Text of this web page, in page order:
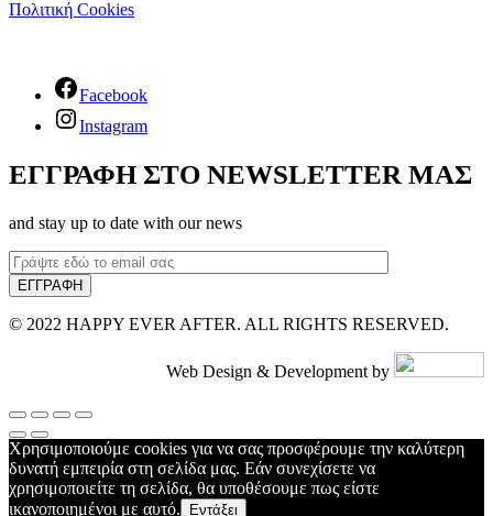
Πολιτική Cookies
Facebook
Instagram
ΕΓΓΡΑΦΗ ΣΤΟ NEWSLETTER ΜΑΣ
and stay up to date with our news
© 2022 HAPPY EVER AFTER. ALL RIGHTS RESERVED.
Web Design & Development by
Χρησιμοποιούμε cookies για να σας προσφέρουμε την καλύτερη
δυνατή εμπειρία στη σελίδα μας. Εάν συνεχίσετε να
χρησιμοποιείτε τη σελίδα, θα υποθέσουμε πως είστε
ικανοποιημένοι με αυτό.
Εντάξει